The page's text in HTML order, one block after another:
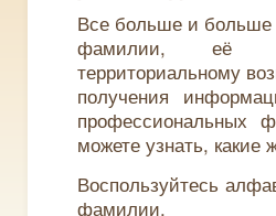
Все больше и больше
фамилии, её
территориальному
получения
профессиональных
можете узнать,
Воспользуйтесь
фамилии.